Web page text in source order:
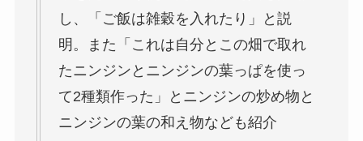
し、「ご飯は雑穀を入れたり」と説
明。また「これは自分とこの畑で取れ
たニンジンとニンジンの葉っぱを使っ
て2種類作った」とニンジンの炒め物と
ニンジンの葉の和え物なども紹介